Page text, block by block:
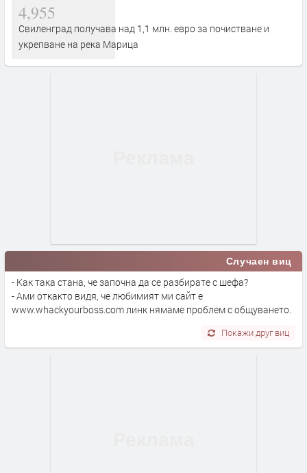
4,955
Свиленград получава над 1,1 млн. евро за почистване и
укрепване на река Марица
Случаен виц
- Как така стана, че започна да се разбирате с шефа?
- Ами откакто видя, че любимият ми сайт е
www.whackyourboss.com линк нямаме проблем с общуването.
Покажи друг виц